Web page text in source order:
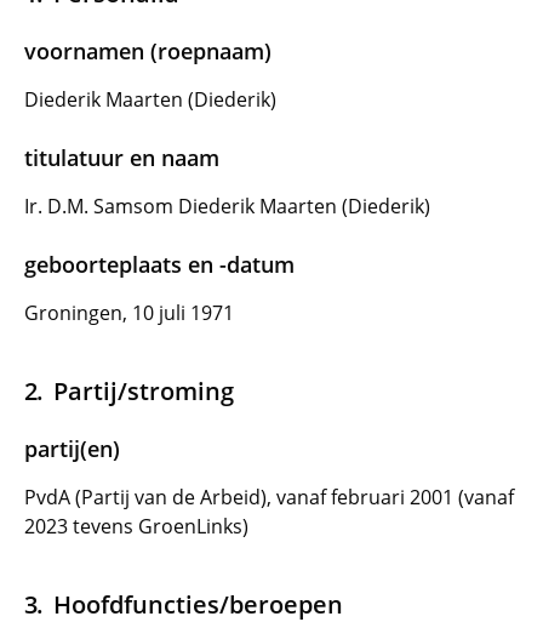
voornamen (roepnaam)
Diederik Maarten (Diederik)
titulatuur en naam
Ir. D.M. Samsom Diederik Maarten (Diederik)
geboorteplaats en -datum
Groningen, 10 juli 1971
Partij/stroming
partij(en)
PvdA (Partij van de Arbeid), vanaf februari 2001 (vanaf
2023 tevens GroenLinks)
Hoofdfuncties/beroepen